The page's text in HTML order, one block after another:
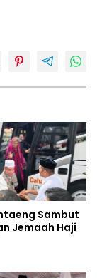
Sambut
Jemaah Haji